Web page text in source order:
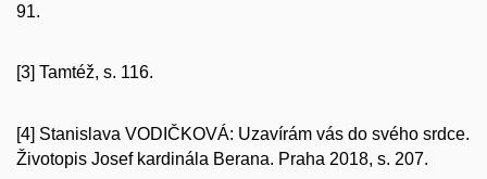
91.
[3] Tamtéž, s. 116.
[4] Stanislava VODIČKOVÁ: Uzavírám vás do svého srdce.
Životopis Josef kardinála Berana. Praha 2018, s. 207.